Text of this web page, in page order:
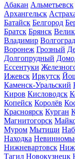
Абакан Альметьевск
Архангельск
Батайск Белгород
Братск Брянск
Владимир Волгоград
Воронеж Грозный
Долгопрудный
Ессентуки
Ижевск Иркутск
Каменск-Уральский
Киров Кисловодск
Копейск Королёв
Красноярск Курган
Магнитогорск
Муром Мытищи
Находка
Нижневартовск
Тагил Новокузнецк